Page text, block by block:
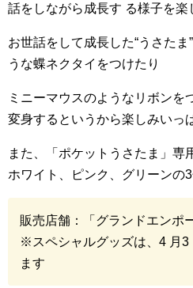
話をしながら成長す る様子を楽
お世話をして成長した“うさた
うな蝶ネクタイをつけたり
ミニーマウスのようなリボンを
変身するというから楽しみいっ
また、「ポケットうさたま」専
ホワイト、ピンク、グリーンの3
販売店舗：「グランドエンポ
※ スペシャルグッズは、 4 月 3
ます